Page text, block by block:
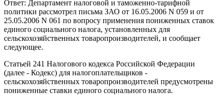
Ответ: Департамент налоговой и таможенно-тарифной
политики рассмотрел письма ЗАО от 16.05.2006 N 059 и от
25.05.2006 N 061 по вопросу применения пониженных ставок
единого социального налога, установленных для
сельскохозяйственных товаропроизводителей, и сообщает
следующее.
Статьей 241 Налогового кодекса Российской Федерации
(далее - Кодекс) для налогоплательщиков -
сельскохозяйственных товаропроизводителей предусмотрены
пониженные ставки единого социального налога.